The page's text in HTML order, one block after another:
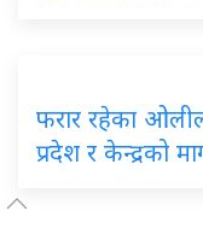
फरार रहेका
प्रदेश र केन्द्रको